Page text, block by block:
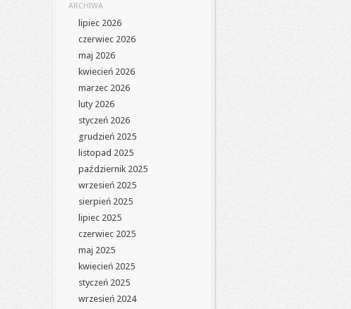
ARCHIWA
lipiec 2026
czerwiec 2026
maj 2026
kwiecień 2026
marzec 2026
luty 2026
styczeń 2026
grudzień 2025
listopad 2025
październik 2025
wrzesień 2025
sierpień 2025
lipiec 2025
czerwiec 2025
maj 2025
kwiecień 2025
styczeń 2025
wrzesień 2024